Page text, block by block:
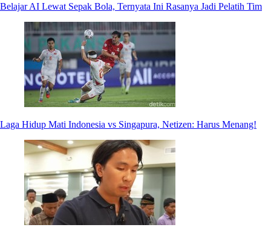
Belajar AI Lewat Sepak Bola, Ternyata Ini Rasanya Jadi Pelatih Tim
Laga Hidup Mati Indonesia vs Singapura, Netizen: Harus Menang!